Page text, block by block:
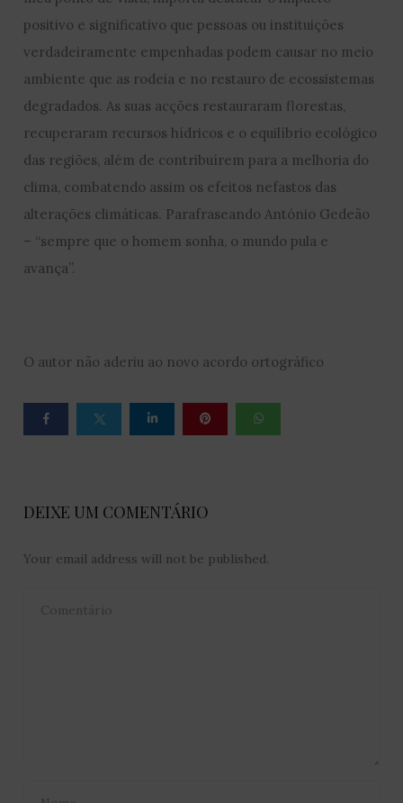
positivo e significativo que pessoas ou instituições
verdadeiramente empenhadas podem causar no meio
ambiente que as rodeia e no restauro de ecossistemas
degradados. As suas acções restauraram florestas,
recuperaram recursos hídricos e o equilíbrio ecológico
das regiões, além de contribuírem para a melhoria do
clima, combatendo assim os efeitos nefastos das
alterações climáticas. Parafraseando António Gedeão
– “sempre que o homem sonha, o mundo pula e
avança”.
O autor não aderiu ao novo acordo ortográfico
DEIXE UM COMENTÁRIO
Your email address will not be published.